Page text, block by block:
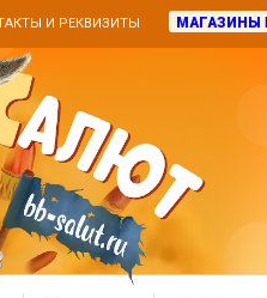
И РЕКВИЗИТЫ МАГАЗИНЫ